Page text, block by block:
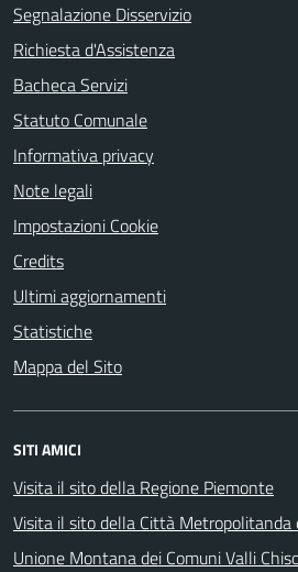
Segnalazione Disservizio
Richiesta d'Assistenza
Bacheca Servizi
Statuto Comunale
Informativa privacy
Note legali
Impostazioni Cookie
Credits
Ultimi aggiornamenti
Statistiche
Mappa del Sito
SITI AMICI
Visita il sito della Regione Piemonte
Visita il sito della Città Metropolitanda
Unione Montana dei Comuni Valli